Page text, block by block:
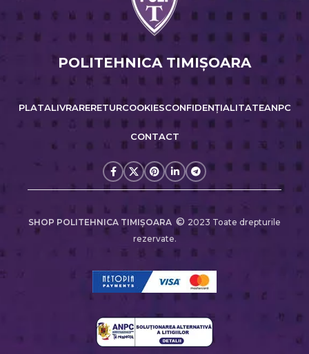
POLITEHNICA TIMIŞOARA
PLATALIVRARERETURCOOKIESCONFIDENȚIALITATEANPC
CONTACT
SHOP POLITEHNICA TIMIŞOARA © 2023 Toate drepturile
rezervate.